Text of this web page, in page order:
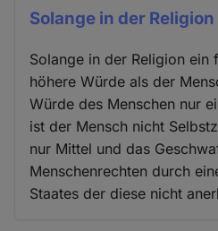
Solange in der Religion
Solange in der Religion ein
höhere Würde als der
Würde des Menschen nur
ist der Mensch nicht
nur Mittel und das
Menschenrechten durch
Staates der diese nicht